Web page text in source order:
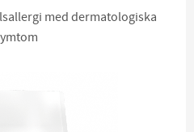
med dermatologiska